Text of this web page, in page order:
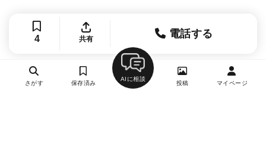
4 共有 電話する
さがす 保存済み
AIに相談
投稿 マイページ